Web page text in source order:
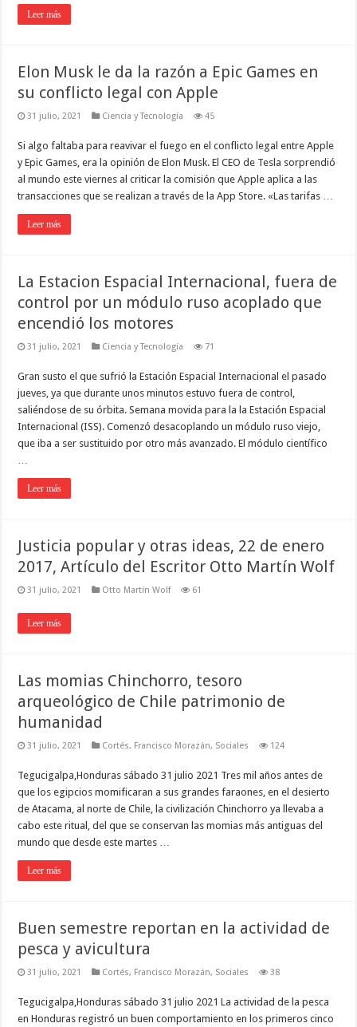
Leer más
Elon Musk le da la razón a Epic Games en
su conflicto legal con Apple
31 julio, 2021 Ciencia y Tecnología 45
Si algo faltaba para reavivar el fuego en el conflicto legal entre Apple
y Epic Games, era la opinión de Elon Musk. El CEO de Tesla sorprendió
al mundo este viernes al criticar la comisión que Apple aplica a las
transacciones que se realizan a través de la App Store. «Las tarifas …
Leer más
La Estacion Espacial Internacional, fuera de
control por un módulo ruso acoplado que
encendió los motores
31 julio, 2021 Ciencia y Tecnología 71
Gran susto el que sufrió la Estación Espacial Internacional el pasado
jueves, ya que durante unos minutos estuvo fuera de control,
saliéndose de su órbita. Semana movida para la la Estación Espacial
Internacional (ISS). Comenzó desacoplando un módulo ruso viejo,
que iba a ser sustituido por otro más avanzado. El módulo científico
Leer más
Justicia popular y otras ideas, 22 de enero
2017, Artículo del Escritor Otto Martín Wolf
31 julio, 2021 Otto Martín Wolf 61
Leer más
Las momias Chinchorro, tesoro
arqueológico de Chile patrimonio de
humanidad
31 julio, 2021 Cortés, Francisco Morazán, Sociales 124
Tegucigalpa,Honduras sábado 31 julio 2021 Tres mil años antes de
que los egipcios momificaran a sus grandes faraones, en el desierto
de Atacama, al norte de Chile, la civilización Chinchorro ya llevaba a
cabo este ritual, del que se conservan las momias más antiguas del
mundo que desde este martes …
Leer más
Buen semestre reportan en la actividad de
pesca y avicultura
31 julio, 2021 Cortés, Francisco Morazán, Sociales 38
Tegucigalpa,Honduras sábado 31 julio 2021 La actividad de la pesca
en Honduras registró un buen comportamiento en los primeros cinco